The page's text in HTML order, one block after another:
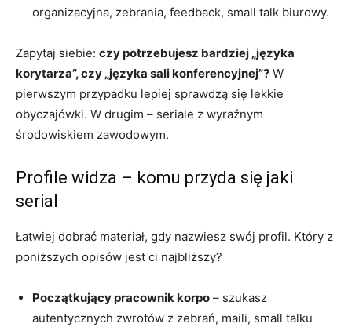
organizacyjna, zebrania, feedback, small talk biurowy.
Zapytaj siebie: czy potrzebujesz bardziej „języka
korytarza”, czy „języka sali konferencyjnej”? W
pierwszym przypadku lepiej sprawdzą się lekkie
obyczajówki. W drugim – seriale z wyraźnym
środowiskiem zawodowym.
Profile widza – komu przyda się jaki
serial
Łatwiej dobrać materiał, gdy nazwiesz swój profil. Który z
poniższych opisów jest ci najbliższy?
Początkujący pracownik korpo – szukasz
autentycznych zwrotów z zebrań, maili, small talku